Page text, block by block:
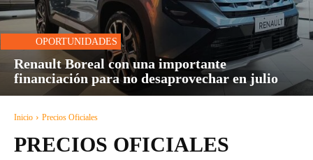
OPORTUNIDADES
Renault Boreal con una importante
financiación para no desaprovechar en julio
Inicio Precios Oficiales
PRECIOS OFICIALES